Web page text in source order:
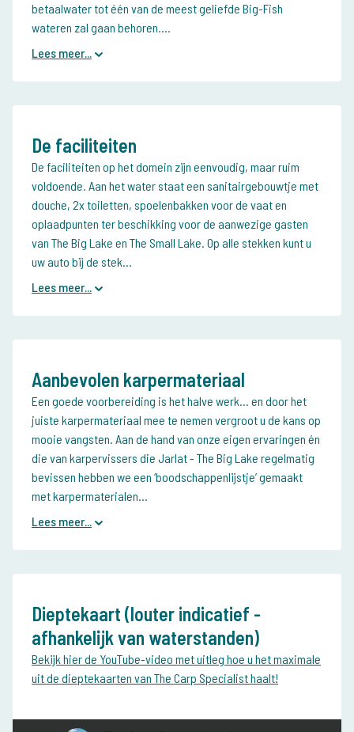
betaalwater tot één van de meest geliefde Big-Fish
wateren zal gaan behoren....
Lees meer...
De faciliteiten
De faciliteiten op het domein zijn eenvoudig, maar ruim
voldoende. Aan het water staat een sanitairgebouwtje met
douche, 2x toiletten, spoelenbakken voor de vaat en
oplaadpunten ter beschikking voor de aanwezige gasten
van The Big Lake en The Small Lake. Op alle stekken kunt u
uw auto bij de stek...
Lees meer...
Aanbevolen karpermateriaal
Een goede voorbereiding is het halve werk… en door het
juiste karpermateriaal mee te nemen vergroot u de kans op
mooie vangsten. Aan de hand van onze eigen ervaringen én
die van karpervissers die Jarlat - The Big Lake regelmatig
bevissen hebben we een ‘boodschappenlijstje’ gemaakt
met karpermaterialen...
Lees meer...
Dieptekaart (louter indicatief -
afhankelijk van waterstanden)
Bekijk hier de YouTube-video met uitleg hoe u het maximale
uit de dieptekaarten van The Carp Specialist haalt!